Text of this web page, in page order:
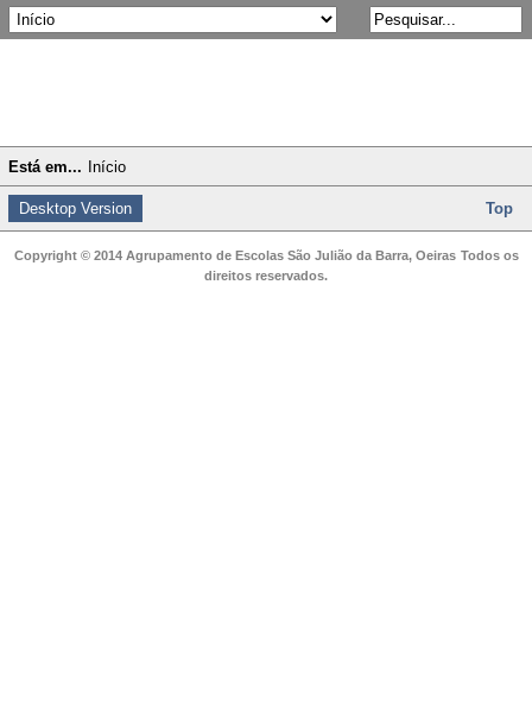
Está em... Início
Desktop Version Top
Copyright © 2014 Agrupamento de Escolas São Julião da Barra, Oeiras Todos os
direitos reservados.